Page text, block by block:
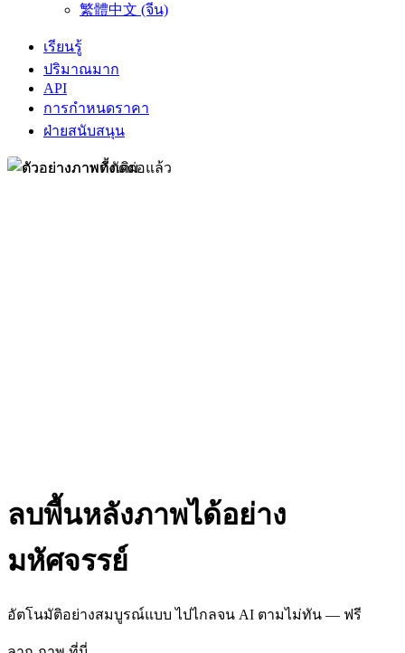
繁體中文 (จีน)
เรียนรู้
ปริมาณมาก
API
การกำหนดราคา
ฝ่ายสนับสนุน
ลบพื้นหลังภาพได้อย่าง
มหัศจรรย์
อัตโนมัติอย่างสมบูรณ์แบบ ไปไกลจน AI ตามไม่ทัน — ฟรี